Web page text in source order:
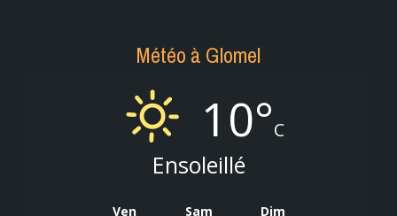
Météo à Glomel
10°C
Ensoleillé
Ven Sam Dim